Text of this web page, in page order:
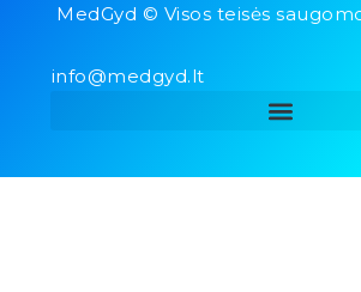
MedGyd © Visos teisės
info@medgyd.lt